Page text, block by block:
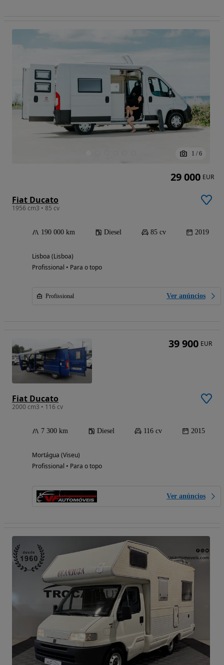
1 / 6
Fiat Ducato
1956 cm3 • 85 cv
190 000 km Diesel 85 cv 2019
Lisboa (Lisboa)
Profissional • Para o topo
Profissional Ver anúncios
29 000 EUR
Fiat Ducato
2000 cm3 • 116 cv
7 300 km Diesel 116 cv 2015
Mortágua (Viseu)
Profissional • Para o topo
Ver anúncios
39 900 EUR